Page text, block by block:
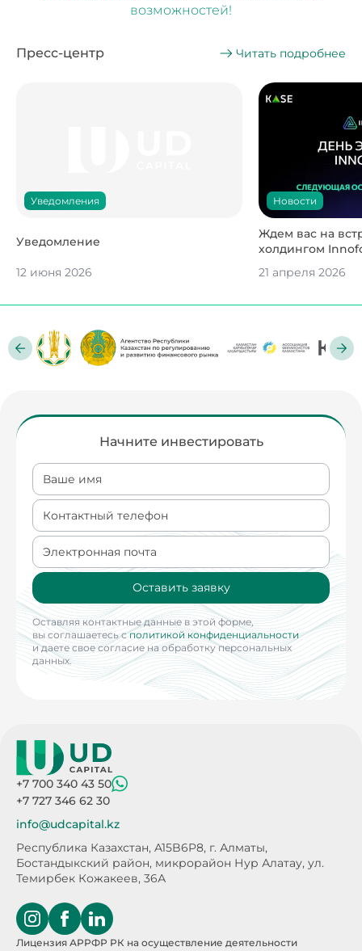
возможностей!
Пресс-центр Читать подробнее
Уведомления
Уведомление
12 июня 2026
Новости
Ждем вас на
холдингом
21 апреля 2026
Начните инвестировать
Ваше имя
Контактный телефон
Электронная почта
Оставить заявку
Оставляя контактные данные в этой форме,
вы соглашаетесь сполитикой конфиденциальности
и даете свое согласие на обработку персональных
данных.
+7 700 340 43 50
+7 727 346 62 30
info@udcapital.kz
Республика Казахстан, A15B6P8, г. Алматы,
Бостандыкский район, микрорайон Нур Алатау, ул.
Темирбек Кожакеев, 36А
Лицензия АРРФР РК на осуществление деятельности